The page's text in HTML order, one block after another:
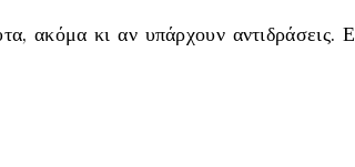
ακόμα κι αν υπάρχουν αντιδράσεις.